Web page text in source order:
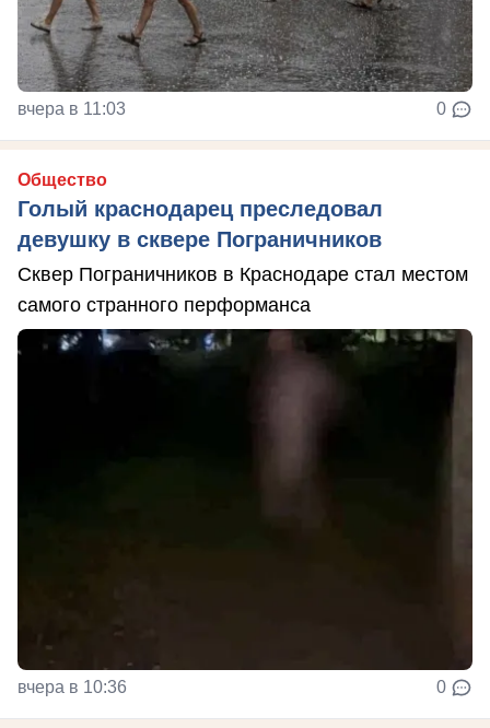
вчера в 11:03 0
Общество
Голый краснодарец преследовал
девушку в сквере Пограничников
Сквер Пограничников в Краснодаре стал местом
самого странного перформанса
вчера в 10:36 0